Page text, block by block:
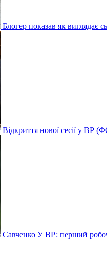
Блогер показав як виглядає
Відкриття нової сесії у ВР
Савченко У ВР: перший